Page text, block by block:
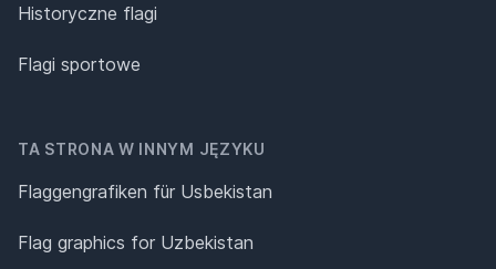
Historyczne flagi
Flagi sportowe
TA STRONA W INNYM JĘZYKU
Flaggengrafiken für Usbekistan
Flag graphics for Uzbekistan